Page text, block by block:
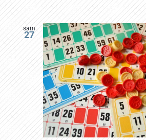
sam
27